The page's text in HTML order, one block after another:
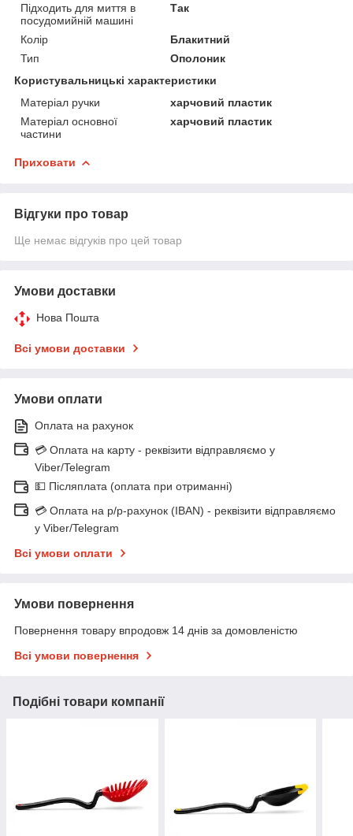
Підходить для миття в
посудомийній машині
Так
Колір
Блакитний
Тип
Ополоник
Користувальницькі характеристики
Матеріал ручки
харчовий пластик
Матеріал основної
частини
харчовий пластик
Приховати
Відгуки про товар
Ще немає відгуків про цей товар
Умови доставки
Нова Пошта
Всі умови доставки
Умови оплати
Оплата на рахунок
💳 Оплата на карту - реквізити відправляємо у
Viber/Telegram
💵 Післяплата (оплата при отриманні)
💳 Оплата на р/р-рахунок (IBAN) - реквізити відправляємо
у Viber/Telegram
Всі умови оплати
Умови повернення
Повернення товару впродовж 14 днів за домовленістю
Всі умови повернення
Подібні товари компанії